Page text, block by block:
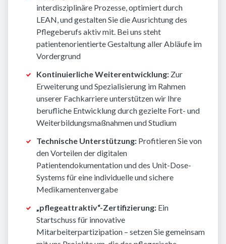
interdisziplinäre Prozesse, optimiert durch
LEAN, und gestalten Sie die Ausrichtung des
Pflegeberufs aktiv mit. Bei uns steht
patientenorientierte Gestaltung aller Abläufe im
Vordergrund
Kontinuierliche Weiterentwicklung: Zur
Erweiterung und Spezialisierung im Rahmen
unserer Fachkarriere unterstützen wir Ihre
berufliche Entwicklung durch gezielte Fort- und
Weiterbildungsmaßnahmen und Studium
Technische Unterstützung: Profitieren Sie von
den Vorteilen der digitalen
Patientendokumentation und des Unit-Dose-
Systems für eine individuelle und sichere
Medikamentenvergabe
„pflegeattraktiv“-Zertifizierung: Ein
Startschuss für innovative
Mitarbeiterpartizipation – setzen Sie gemeinsam